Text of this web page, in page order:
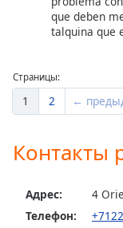
Reset
Done
Close
End
dialog
que deben
talquina que
Страницы:
1 2 ←
Контакты
Адрес:
4
Телефон: